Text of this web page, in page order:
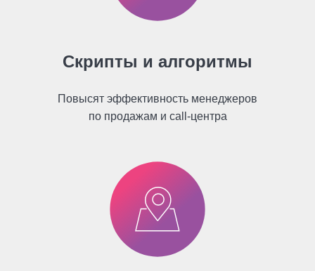
Скрипты и алгоритмы
Повысят эффективность менеджеров
по продажам и call-центра